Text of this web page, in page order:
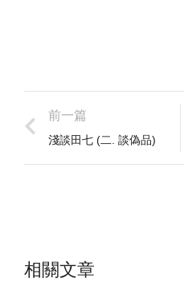
前一篇
淺談田七 (二. 談偽品)
相關文章